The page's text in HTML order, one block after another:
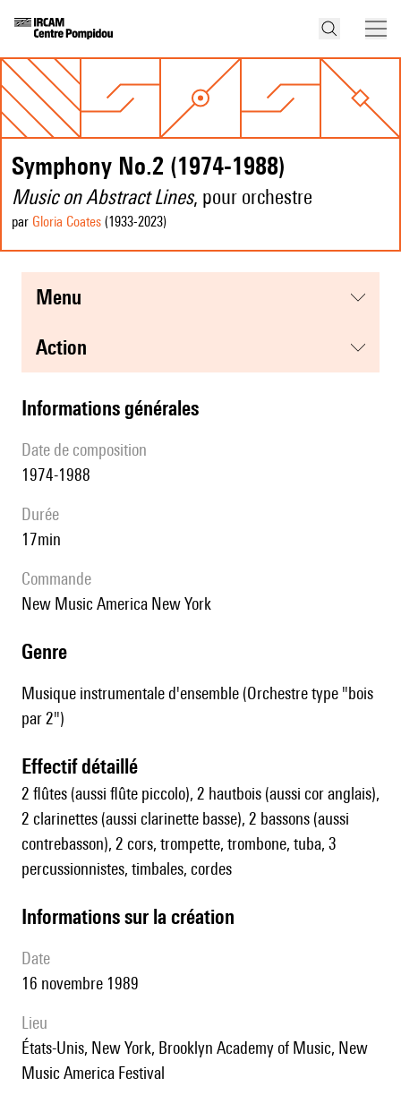
Symphony No.2 (1974-1988)
Music on Abstract Lines, pour orchestre
par Gloria Coates (1933-2023)
menu
action
informations générales
date de composition
1974-1988
durée
17min
Commande
New Music America New York
genre
Musique instrumentale d'ensemble (Orchestre type "bois
par 2")
effectif détaillé
2 flûtes (aussi flûte piccolo), 2 hautbois (aussi cor anglais),
2 clarinettes (aussi clarinette basse), 2 bassons (aussi
contrebasson), 2 cors, trompette, trombone, tuba, 3
percussionnistes, timbales, cordes
informations sur la création
date
16 novembre 1989
lieu
États-Unis, New York, Brooklyn Academy of Music, New
Music America Festival